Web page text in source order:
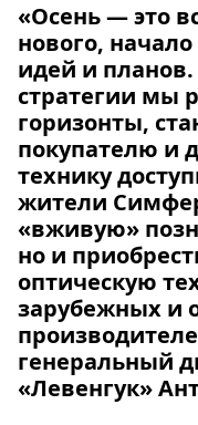
«Осень — это
нового,
идей и
стратегии мы
горизонты,
покупателю и
технику
жители
«вживую»
но и
оптическую
зарубежных и
генеральный
«Левенгук»